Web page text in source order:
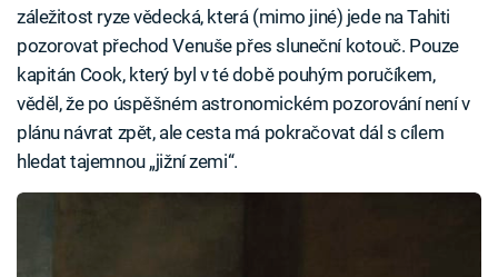
záležitost ryze vědecká, která (mimo jiné) jede na Tahiti
pozorovat přechod Venuše přes sluneční kotouč. Pouze
kapitán Cook, který byl v té době pouhým poručíkem,
věděl, že po úspěšném astronomickém pozorování není v
plánu návrat zpět, ale cesta má pokračovat dál s cílem
hledat tajemnou „jižní zemi“.